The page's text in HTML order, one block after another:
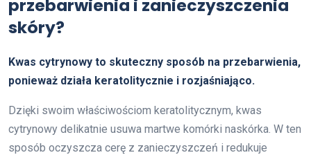
przebarwienia i zanieczyszczenia
skóry?
Kwas cytrynowy to skuteczny sposób na przebarwienia,
ponieważ działa keratolitycznie i rozjaśniająco.
Dzięki swoim właściwościom keratolitycznym, kwas
cytrynowy delikatnie usuwa martwe komórki naskórka. W ten
sposób oczyszcza cerę z zanieczyszczeń i redukuje